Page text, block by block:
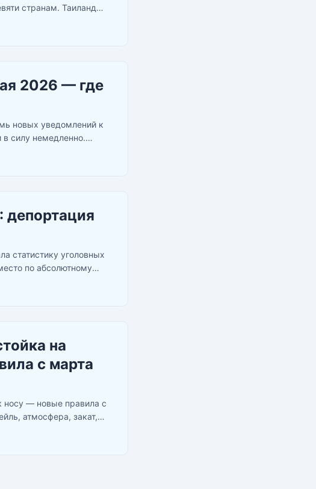
странам. Таиланд
(149), потом
2026 — где
новых уведомлений к
в силу немедленно.
где раньше на это
депортация
статистику уголовных
по абсолютному
— подробности в
на
с марта
носу — новые правила с
атмосфера, закат,
на одной ноге